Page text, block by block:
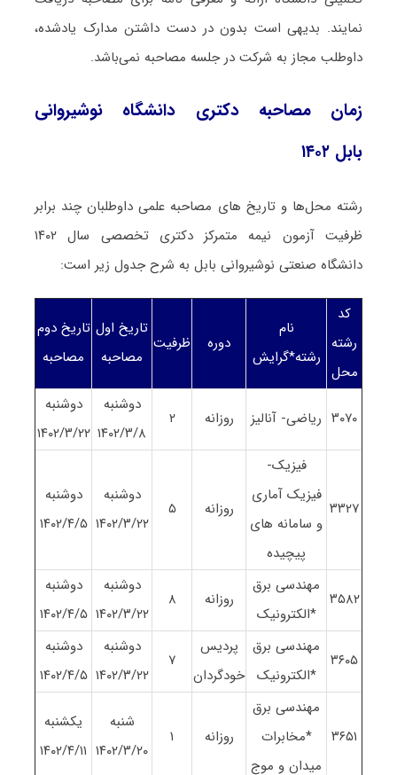
نمایند. بدیهی است بدون در دست داشتن مدارک یادشده،
داوطلب مجاز به شرکت در جلسه مصاحبه نمی‌باشد.
زمان مصاحبه دکتری دانشگاه نوشیروانی
بابل ۱۴۰۲
رشته محل‌ها و تاریخ های مصاحبه علمی داوطلبان چند برابر
ظرفیت آزمون نیمه متمرکز دکتری تخصصی سال ۱۴۰۲
دانشگاه صنعتی نوشیروانی بابل به شرح جدول زیر است:
کد
رشته
محل
نام
رشته*گرایش
دوره ظرفیت
تاریخ اول
مصاحبه
تاریخ دوم
مصاحبه
٣٠٧٠ ریاضی- آنالیز روزانه ٢
دوشنبه
١۴٠٢/٣/٨
دوشنبه
١۴٠٢/٣/٢٢
٣٣٢٧
فیزیک-
فیزیک آماری
و سامانه های
پیچیده
روزانه ۵
دوشنبه
١۴٠٢/٣/٢٢
دوشنبه
١۴٠٢/۴/۵
٣۵٨٢
مهندسی برق
*الکترونیک
روزانه ٨
دوشنبه
١۴٠٢/٣/٢٢
دوشنبه
١۴٠٢/۴/۵
٣۶٠۵
مهندسی برق
*الکترونیک
پردیس
خودگردان
٧
دوشنبه
١۴٠٢/٣/٢٢
دوشنبه
١۴٠٢/۴/۵
٣۶۵١
مهندسی برق
*مخابرات
میدان و موج
روزانه ١
شنبه
١۴٠٢/٣/٢٠
یکشنبه
١۴٠٢/۴/١١